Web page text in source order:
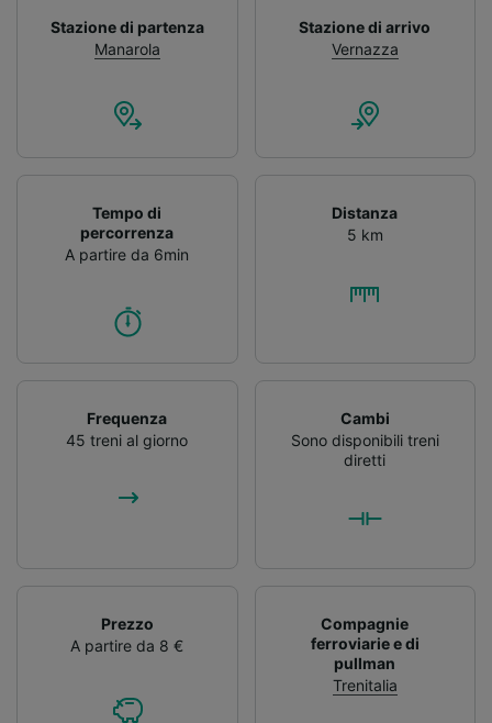
Stazione di partenza
Manarola
Stazione di arrivo
Vernazza
Tempo di
percorrenza
A partire da 6min
Distanza
5 km
Frequenza
45 treni al giorno
Cambi
Sono disponibili treni
diretti
Prezzo
A partire da 8 €
Compagnie
ferroviarie e di
pullman
Trenitalia